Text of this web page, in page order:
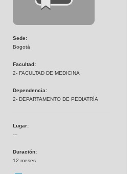
Sede:
Bogotá
Facultad:
2- FACULTAD DE MEDICINA
Dependencia:
2- DEPARTAMENTO DE PEDIATRÍA
Lugar:
---
Duración:
12 meses